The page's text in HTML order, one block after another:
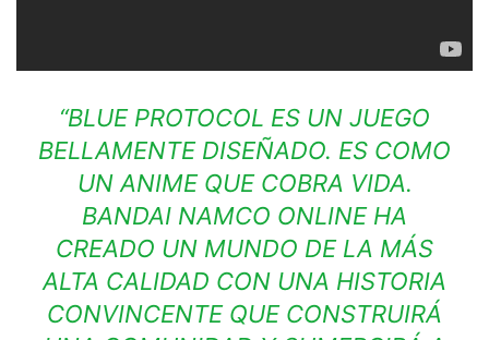
“BLUE PROTOCOL ES UN JUEGO
BELLAMENTE DISEÑADO. ES COMO
UN ANIME QUE COBRA VIDA.
BANDAI NAMCO ONLINE HA
CREADO UN MUNDO DE LA MÁS
ALTA CALIDAD CON UNA HISTORIA
CONVINCENTE QUE CONSTRUIRÁ